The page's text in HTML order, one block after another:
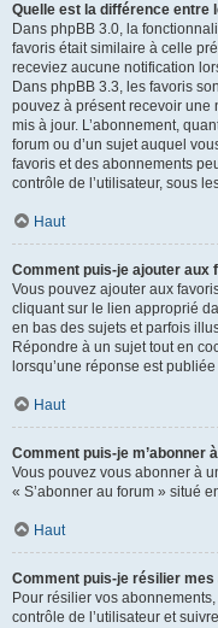
Quelle est la différence entre
Dans phpBB 3.0, la
favoris était similaire à celle
receviez aucune notification
Dans phpBB 3.3, les favoris
pouvez à présent recevoir une
mis à jour. L’abonnement,
forum ou d’un sujet auquel
favoris et des abonnements
contrôle de l’utilisateur, sous
Haut
Comment puis-je ajouter aux
Vous pouvez ajouter aux
cliquant sur le lien approprié
en bas des sujets et parfois
Répondre à un sujet tout en
lorsqu’une réponse est
Haut
Comment puis-je m’abonner
Vous pouvez vous abonner à
« S’abonner au forum » situé
Haut
Comment puis-je résilier mes
Pour résilier vos
contrôle de l’utilisateur et